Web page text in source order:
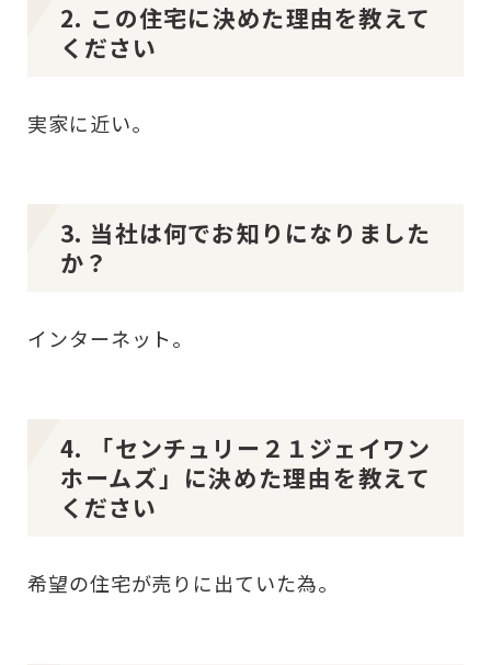
2. この住宅に決めた理由を教えて
ください
実家に近い。
3. 当社は何でお知りになりました
か？
インターネット。
4. 「センチュリー２１ジェイワン
ホームズ」に決めた理由を教えて
ください
希望の住宅が売りに出ていた為。